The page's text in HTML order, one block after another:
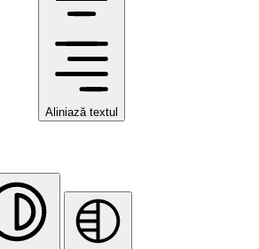
Aliniază textul